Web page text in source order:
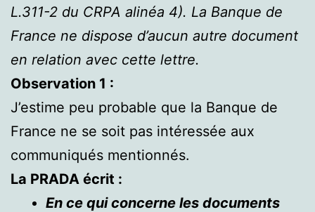
L.311-2 du CRPA alinéa 4). La Banque de
France ne dispose d’aucun autre document
en relation avec cette lettre.
Observation 1 :
J’estime peu probable que la Banque de
France ne se soit pas intéressée aux
communiqués mentionnés.
La PRADA écrit :
En ce qui concerne les documents